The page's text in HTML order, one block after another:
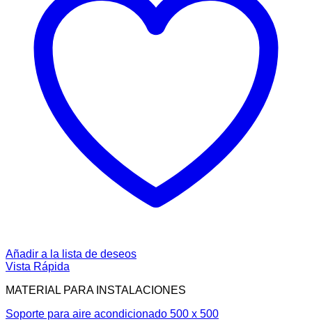
Añadir a la lista de deseos
Vista Rápida
MATERIAL PARA INSTALACIONES
Soporte para aire acondicionado 500 x 500